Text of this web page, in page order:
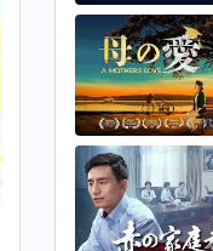
8:34
8:54